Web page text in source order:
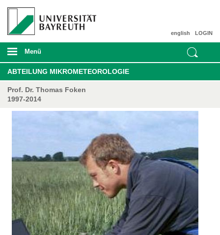
LOGIN
english
Menü
ABTEILUNG MIKROMETEOROLOGIE
Prof. Dr. Thomas Foken
1997-2014